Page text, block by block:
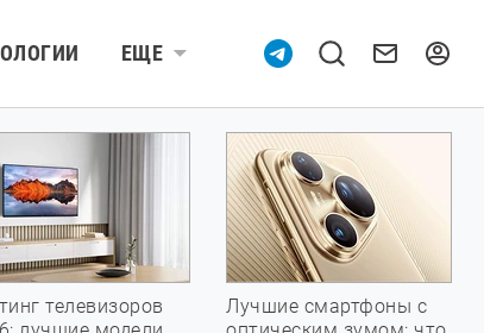
ЕЩЕ
телевизоров
Лучшие смартфоны с